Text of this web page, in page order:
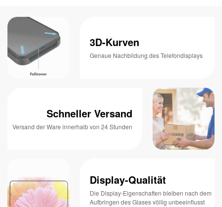
3D-Kurven
Genaue Nachbildung des Telefondisplays
Schneller Versand
Versand der Ware innerhalb von 24 Stunden
Display-Qualität
Die Display-Eigenschaften bleiben nach dem
Aufbringen des Glases völlig unbeeinflusst